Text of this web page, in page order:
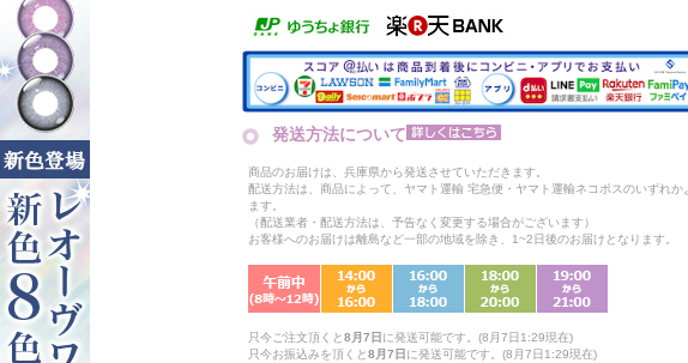
発送方法について
商品のお届けは、兵庫県から発送させていただきます。
配送方法は、商品によって、ヤマト運輸 宅急便・ヤマト運輸ネコポスのいずれか
ます。
（配送業者・配送方法は、予告なく変更する場合がございます）
お客様へのお届けは離島など一部の地域を除き、1~2日後のお届けとなります。
只今ご注文頂くと8月7日 に発送可能です。(8月7日1:29現在)
只今お振込みを頂くと8月7日 に発送可能です。(8月7日1:29現在)